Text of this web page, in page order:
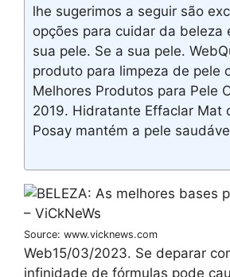
lhe sugerimos a seguir são
opções para cuidar da beleza
sua pele. Se a sua pele.
produto para limpeza de pele
Melhores Produtos para Pele
2019. Hidratante Effaclar Mat
Posay mantém a pele
Source: www.vicknews.com
Web15/03/2023. Se deparar
infinidade de fórmulas pode